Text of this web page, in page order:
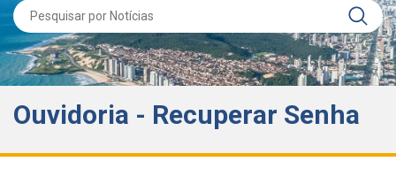
Ouvidoria - Recuperar Senha